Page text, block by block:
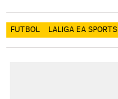
FUTBOL LALIGA EA SPORTS